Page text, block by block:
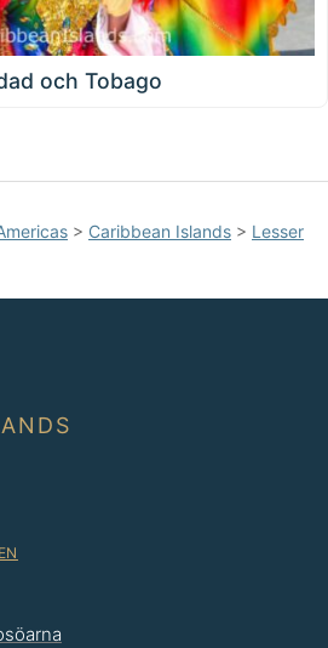
och Tobago
> Caribbean Islands > Lesser